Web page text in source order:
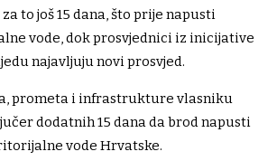
to još 15 dana, što prije napusti
vode, dok prosvjednici iz inicijative
najavljuju novi prosvjed.
prometa i infrastrukture vlasniku
dodatnih 15 dana da brod napusti
vode Hrvatske.